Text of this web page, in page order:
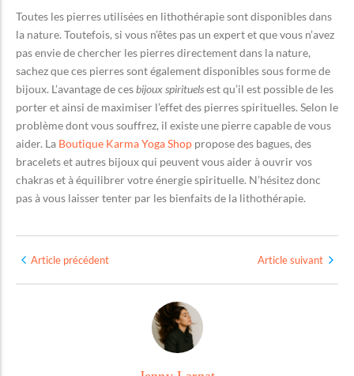
Toutes les pierres utilisées en lithothérapie sont disponibles dans
la nature. Toutefois, si vous n’êtes pas un expert et que vous n’avez
pas envie de chercher les pierres directement dans la nature,
sachez que ces pierres sont également disponibles sous forme de
bijoux. L’avantage de cesbijoux spirituelsest qu’il est possible de les
porter et ainsi de maximiser l’effet des pierres spirituelles. Selon le
problème dont vous souffrez, il existe une pierre capable de vous
aider. La Boutique Karma Yoga Shop propose des bagues, des
bracelets et autres bijoux qui peuvent vous aider à ouvrir vos
chakras et à équilibrer votre énergie spirituelle. N’hésitez donc
pas à vous laisser tenter par les bienfaits de la lithothérapie.
Article précédent Article suivant